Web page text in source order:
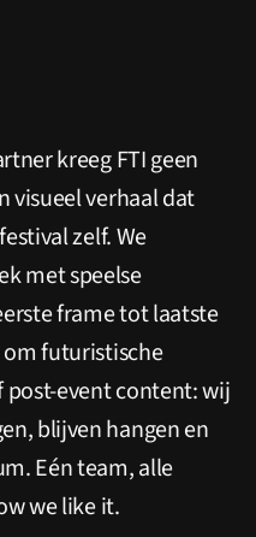
kreeg FTI geen
visueel verhaal dat
zelf. We
met speelse
frame tot laatste
futuristische
post-event content: wij
blijven hangen en
Eén team, alle
we like it.